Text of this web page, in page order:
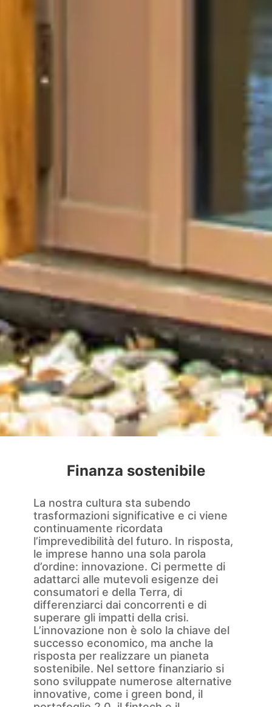
Finanza sostenibile
La nostra cultura sta subendo
trasformazioni significative e ci viene
continuamente ricordata
l’imprevedibilità del futuro. In risposta,
le imprese hanno una sola parola
d’ordine: innovazione. Ci permette di
adattarci alle mutevoli esigenze dei
consumatori e della Terra, di
differenziarci dai concorrenti e di
superare gli impatti della crisi.
L’innovazione non è solo la chiave del
successo economico, ma anche la
risposta per realizzare un pianeta
sostenibile. Nel settore finanziario si
sono sviluppate numerose alternative
innovative, come i green bond, il